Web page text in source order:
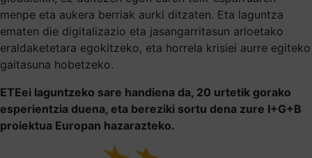
menpe eta aukera berriak aurki ditzaten. Eta laguntza
ematen die digitalizazio eta jasangarritasun arloetako
eraldaketetara egokitzeko, eta horrela krisiei aurre egiteko
gaitasuna hobetzeko.
ETEei laguntzeko sare handiena da, 20 urtetik gorako
esperientzia duena, eta bereziki sortu dena zure I+G+B
proiektua Europan hazarazteko.